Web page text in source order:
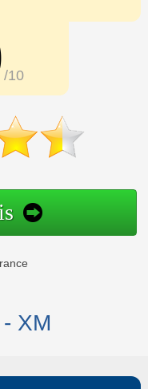
/10
XM